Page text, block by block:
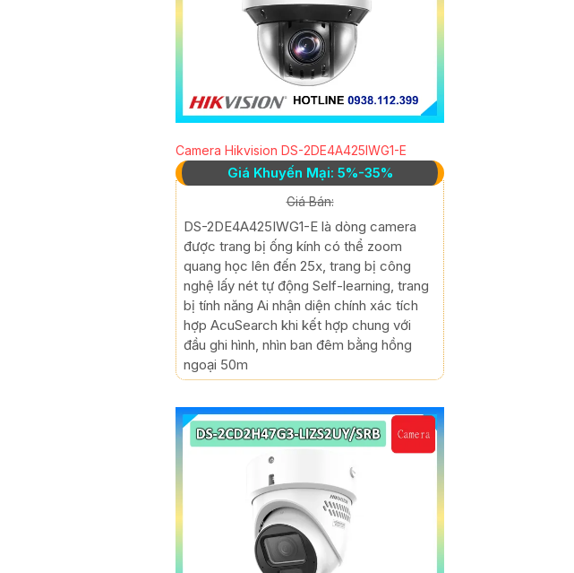
Camera Hikvision DS-2DE4A425IWG1-E
Giá Khuyến Mại: 5%-35%
Giá Bán:
DS-2DE4A425IWG1-E là dòng camera
được trang bị ống kính có thể zoom
quang học lên đến 25x, trang bị công
nghệ lấy nét tự động Self-learning, trang
bị tính năng Ai nhận diện chính xác tích
hợp AcuSearch khi kết hợp chung với
đầu ghi hình, nhìn ban đêm bằng hồng
ngoại 50m